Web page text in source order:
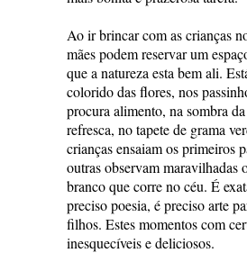
Ao ir brincar com as crianças
mães podem reservar um
que a natureza esta bem ali.
colorido das flores, nos
procura alimento, na sombra
refresca, no tapete de grama
crianças ensaiam os primeiros
outras observam maravilhadas
branco que corre no céu. É
preciso poesia, é preciso arte
filhos. Estes momentos com
inesquecíveis e deliciosos.